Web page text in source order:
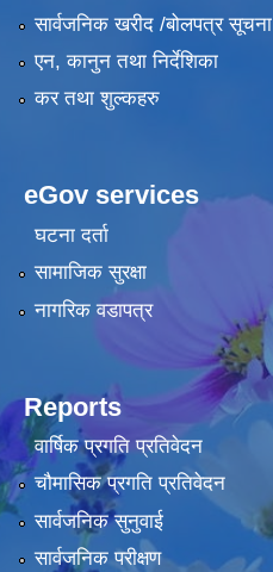
सार्वजनिक खरीद /बोलपत्र सूचना
एन, कानुन तथा निर्देशिका
कर तथा शुल्कहरु
eGov services
घटना दर्ता
सामाजिक सुरक्षा
नागरिक वडापत्र
Reports
वार्षिक प्रगति प्रतिवेदन
चौमासिक प्रगति प्रतिवेदन
सार्वजनिक सुनुवाई
सार्वजनिक परीक्षण